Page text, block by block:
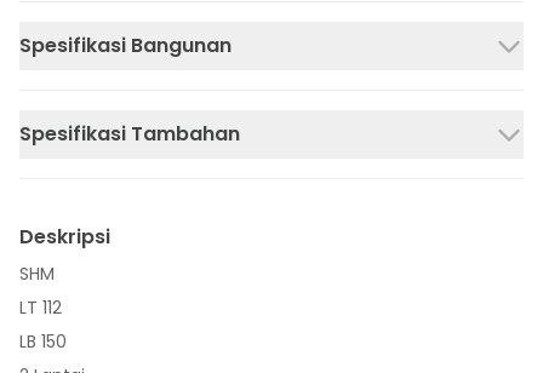
Spesifikasi Bangunan
Spesifikasi Tambahan
Deskripsi
SHM
LT 112
LB 150